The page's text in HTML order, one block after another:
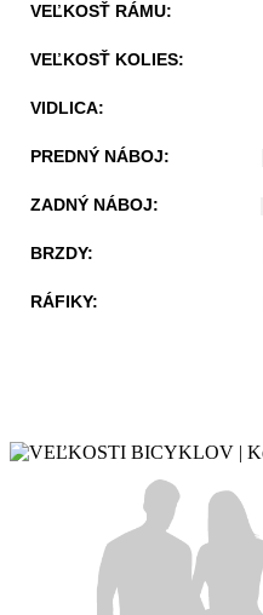
VEĽKOSŤ RÁMU:
VEĽKOSŤ KOLIES:
VIDLICA:
PREDNÝ NÁBOJ:
ZADNÝ NÁBOJ:
BRZDY:
RÁFIKY: